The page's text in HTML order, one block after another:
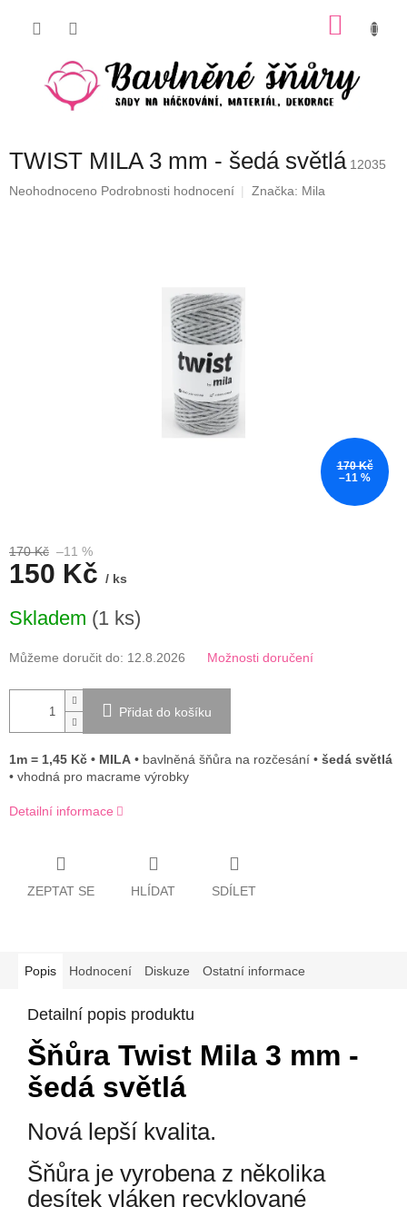
TWIST MILA 3 mm - šedá světlá 12035
Průměrné
Neohodnoceno Podrobnosti hodnocení Značka: Mila
170 Kč
–11 %
170 Kč –11 %
150 Kč / ks
cena:
Skladem (1 ks)
Můžeme doručit do: 12.8.2026 Možnosti doručení
Přidat do košíku
1m = 1,45 Kč • MILA • bavlněná šňůra na rozčesání • šedá světlá
• vhodná pro macrame výrobky
Detailní informace
ZEPTAT SE HLÍDAT SDÍLET
Popis Hodnocení Diskuze Ostatní informace
Detailní popis produktu
Šňůra Twist Mila 3 mm -
šedá světlá
Nová lepší kvalita.
Šňůra je vyrobena z několika
desítek vláken recyklované